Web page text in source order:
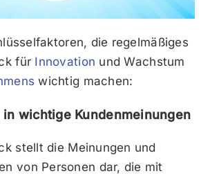
die regelmäßiges
für Innovation und Wachstum
wichtig machen:
in wichtige Kundenmeinungen
stellt die Meinungen und
von Personen dar, die mit